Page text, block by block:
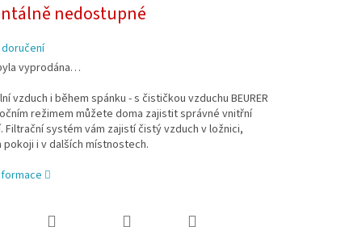
nedostupné
vyprodána…
vzduch i během spánku - s čističkou vzduchu BEURER
režimem můžete doma zajistit správné vnitřní
systém vám zajistí čistý vzduch v ložnici,
pokoji i v dalších místnostech.